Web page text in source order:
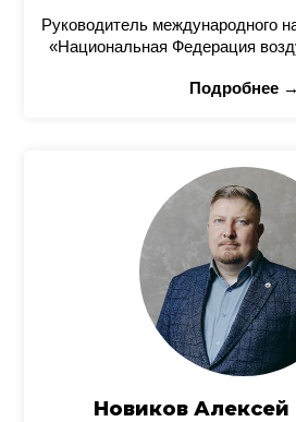
Руководитель международного
«Национальная Федерация
Подробнее →
Новиков